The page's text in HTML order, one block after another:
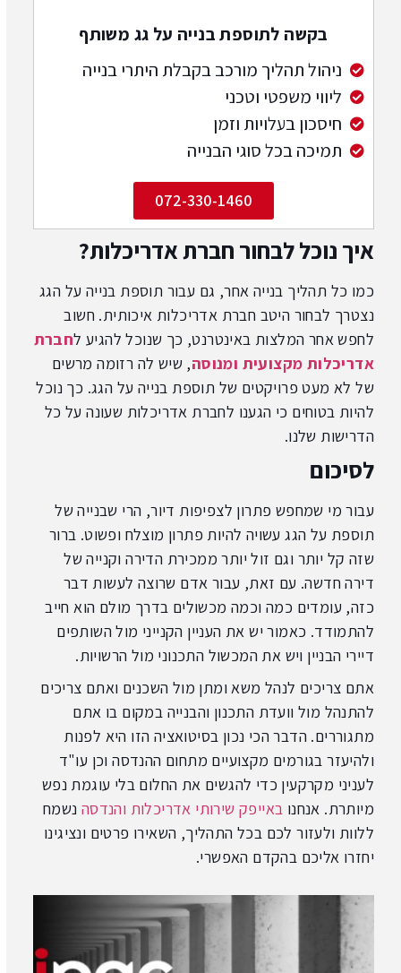
בקשה לתוספת בנייה על גג משותף
ניהול תהליך מורכב בקבלת היתרי בנייה
ליווי משפטי וטכני
חיסכון בעלויות וזמן
תמיכה בכל סוגי הבנייה
072-330-1460
איך נוכל לבחור חברת אדריכלות?
כמו כל תהליך בנייה אחר, גם עבור תוספת בנייה על הגג
נצטרך לבחור היטב חברת אדריכלות איכותית. חשוב
לחפש אחר המלצות באינטרנט, כך שנוכל להגיע לחברת
אדריכלות מקצועית ומנוסה, שיש לה רזומה מרשים
של לא מעט פרויקטים של תוספת בנייה על הגג. כך נוכל
להיות בטוחים כי הגענו לחברת אדריכלות שעונה על כל
הדרישות שלנו.
לסיכום
עבור מי שמחפש פתרון לצפיפות דיור, הרי שבנייה של
תוספת על הגג עשויה להיות פתרון מוצלח ופשוט. ברור
שזה קל יותר וגם זול יותר ממכירת הדירה וקנייה של
דירה חדשה. עם זאת, עבור אדם שרוצה לעשות דבר
כזה, עומדים כמה וכמה מכשולים בדרך מולם הוא חייב
להתמודד. כאמור יש את העניין הקנייני מול השותפים
דיירי הבניין ויש את המכשול התכנוני מול הרשויות.
אתם צריכים לנהל משא ומתן מול השכנים ואתם צריכים
להתנהל מול וועדת התכנון והבנייה במקום בו אתם
מתגוררים. הדבר הכי נכון בסיטואציה הזו היא לפנות
ולהיעזר בגורמים מקצועיים מתחום ההנדסה וכן עו"ד
לעניני מקרקעין כדי להגשים את החלום בלי עוגמת נפש
מיותרת. אנחנו באייפק שירותי אדריכלות והנדסה נשמח
ללוות ולעזור לכם בכל התהליך, השאירו פרטים ונציגינו
יחזרו אליכם בהקדם האפשרי.